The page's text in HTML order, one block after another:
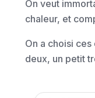
On veut
chaleur, et
On a choisi
deux, un petit